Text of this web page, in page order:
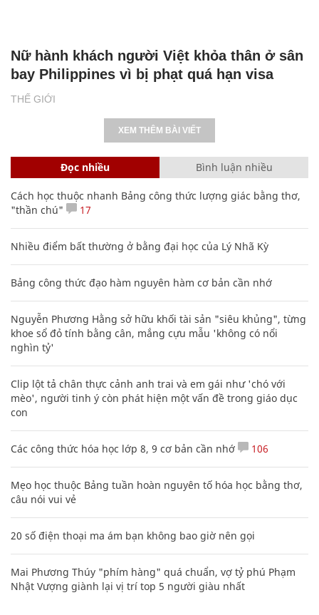
THẾ GIỚI
Nữ hành khách người Việt khỏa thân ở sân
bay Philippines vì bị phạt quá hạn visa
XEM THÊM BÀI VIẾT
Đọc nhiều Bình luận nhiều
Cách học thuộc nhanh Bảng công thức lượng giác bằng thơ,
"thần chú"
17
Nhiều điểm bất thường ở bằng đại học của Lý Nhã Kỳ
Bảng công thức đạo hàm nguyên hàm cơ bản cần nhớ
Nguyễn Phương Hằng sở hữu khối tài sản "siêu khủng", từng
khoe sổ đỏ tính bằng cân, mắng cựu mẫu 'không có nổi
nghìn tỷ'
Clip lột tả chân thực cảnh anh trai và em gái như 'chó với
mèo', người tinh ý còn phát hiện một vấn đề trong giáo dục
con
Các công thức hóa học lớp 8, 9 cơ bản cần nhớ 106
Mẹo học thuộc Bảng tuần hoàn nguyên tố hóa học bằng thơ,
câu nói vui vẻ
20 số điện thoại ma ám bạn không bao giờ nên gọi
Mai Phương Thúy "phím hàng" quá chuẩn, vợ tỷ phú Phạm
Nhật Vượng giành lại vị trí top 5 người giàu nhất